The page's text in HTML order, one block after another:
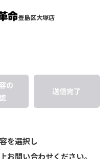
豊島区大塚店
の
送信完了
を選択し
お問い合わせください。